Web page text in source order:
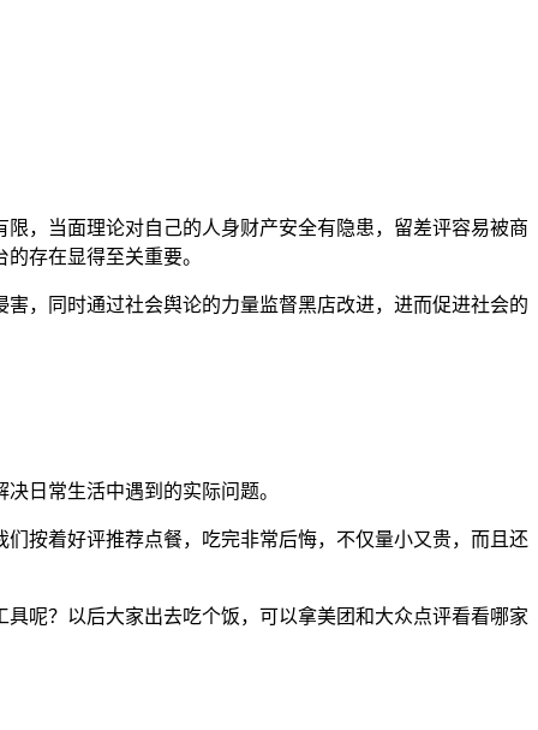
，当面理论对自己的人身财产安全有隐患，留差评容易被商
存在显得至关重要。
，同时通过社会舆论的力量监督黑店改进，进而促进社会的
日常生活中遇到的实际问题。
按着好评推荐点餐，吃完非常后悔，不仅量小又贵，而且还
呢？以后大家出去吃个饭，可以拿美团和大众点评看看哪家